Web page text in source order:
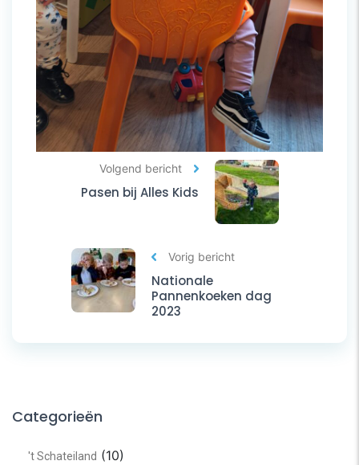
Vorig bericht
Nationale
Pannenkoeken dag
2023
Volgend bericht
Pasen bij Alles Kids
Categorieën
't Schateiland (10)